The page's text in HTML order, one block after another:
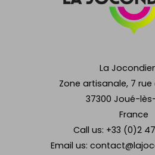
La
Zone artisanale, 7
37300 Joué-
France
Call us: +33 (0)2
Email us: